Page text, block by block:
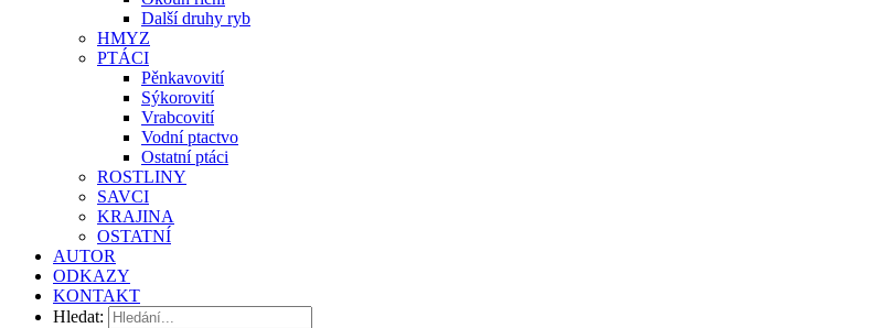
Další druhy ryb
HMYZ
PTÁCI
Pěnkavovití
Sýkorovití
Vrabcovití
Vodní ptactvo
Ostatní ptáci
ROSTLINY
SAVCI
KRAJINA
OSTATNÍ
AUTOR
ODKAZY
KONTAKT
Hledat: